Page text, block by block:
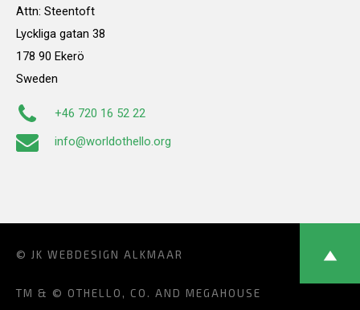
Attn: Steentoft
Lyckliga gatan 38
178 90 Ekerö
Sweden
+46 720 16 52 22
info@worldothello.org
© JK WEBDESIGN ALKMAAR
TM & © OTHELLO, CO. AND MEGAHOUSE